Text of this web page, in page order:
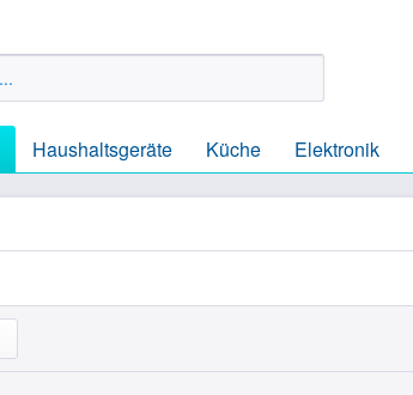
Haushaltsgeräte Küche Elektronik